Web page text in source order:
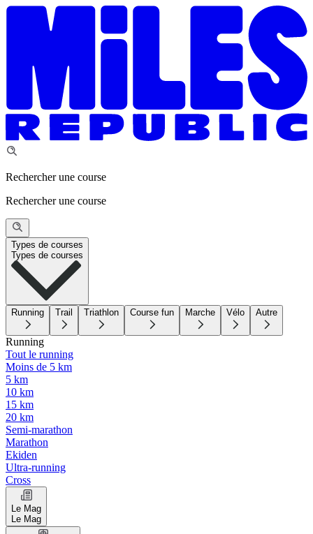
Rechercher une course
Rechercher une course
Types de courses
Types de courses
Running Trail Triathlon Course fun Marche Vélo Autre
Running
Tout le running
Moins de 5 km
5 km
10 km
15 km
20 km
Semi-marathon
Marathon
Ekiden
Ultra-running
Cross
Le Mag
Le Mag